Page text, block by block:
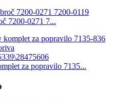
7200-0271 7...
za popravilo 7135...